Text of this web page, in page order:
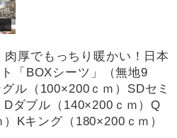
肉厚でもっちり暖かい！日本
「BOXシーツ」（無地9
ル（100×200ｃｍ）SDセミ
ダブル（140×200ｃｍ）Q
Kキング（180×200ｃｍ）